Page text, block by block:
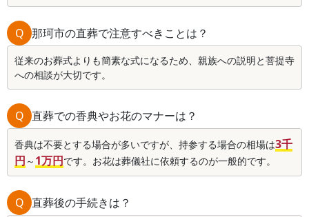
Q 那珂市の直葬で注意すべきことは？
従来のお葬式よりも簡素な式になるため、親族への説明と菩提寺
への相談が大切です。
Q 直葬での香典やお花のマナーは？
香典は不要とする場合が多いですが、持参する場合の相場は3千
円 ～ 1万円です。お花は葬儀社に依頼するのが一般的です。
Q 直葬後の手続きは？